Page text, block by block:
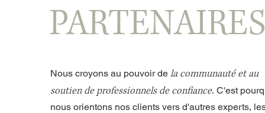
PARTENAIRES
Nous croyons au pouvoir de la communauté et au
soutien de professionnels de confiance. C'est
nous orientons nos clients vers d'autres experts,